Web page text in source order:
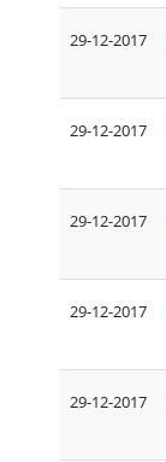
29-12-2017
29-12-2017
29-12-2017
29-12-2017
29-12-2017